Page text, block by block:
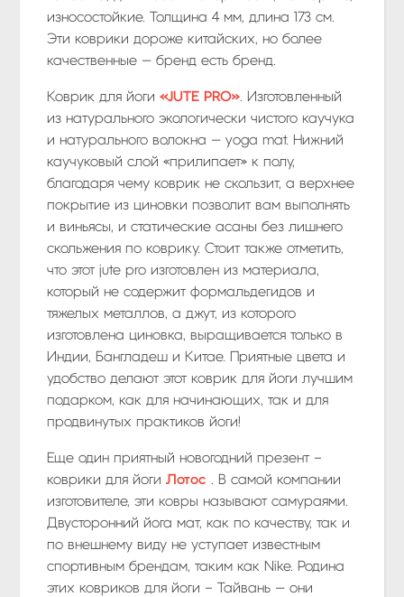
износостойкие. Толщина 4 мм, длина 173 см.
Эти коврики дороже китайских, но более
качественные — бренд есть бренд.
Коврик для йоги «JUTE PRO». Изготовленный
из натурального экологически чистого каучука
и натурального волокна — yoga mat. Нижний
каучуковый слой «прилипает» к полу,
благодаря чему коврик не скользит, а верхнее
покрытие из циновки позволит вам выполнять
и виньясы, и статические асаны без лишнего
скольжения по коврику. Стоит также отметить,
что этот jute pro изготовлен из материала,
который не содержит формальдегидов и
тяжелых металлов, а джут, из которого
изготовлена циновка, выращивается только в
Индии, Бангладеш и Китае. Приятные цвета и
удобство делают этот коврик для йоги лучшим
подарком, как для начинающих, так и для
продвинутых практиков йоги!
Еще один приятный новогодний презент –
коврики для йоги Лотос . В самой компании
изготовителе, эти ковры называют самураями.
Двусторонний йога мат, как по качеству, так и
по внешнему виду не уступает известным
спортивным брендам, таким как Nike. Родина
этих ковриков для йоги – Тайвань — они